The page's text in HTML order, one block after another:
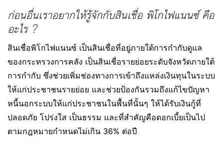
ก่อนอื่นเราอยากให้รู้จักกับสินเชื่อ พิโกไฟแนนซ์ คือ
อะไร ?
สินเชื่อพิโกไฟแนนซ์ เป็นสินเชื่อที่อยู่ภายใต้การกำกับดูแล
ของกระทรวงการคลัง เป็นสินเชื่อรายย่อยระดับจังหวัดภายใต้
การกำกับ ซึ่งช่วยเพิ่มช่องทางการเข้าถึงแหล่งเงินทุนในระบบ
ให้แก่ประชาชนรายย่อย และช่วยป้องกันรวมถึงแก้ไขปัญหา
หนี้นอกระบบให้แก่ประชาชนในพื้นที่นั้นๆ ให้ได้รับเงินกู้ที่
ปลอดภัย โปร่งใส เป็นธรรม และที่สำคัญคือดอกเบี้ยเป็นไป
ตามกฎหมายกำหนดไม่เกิน 36% ต่อปี